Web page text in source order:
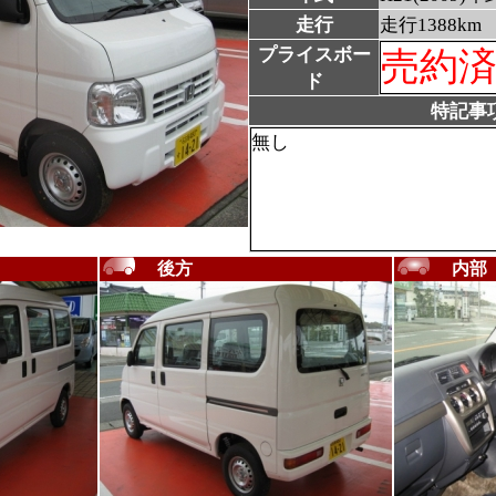
走行
走行1388km
プライスボー
ド
売約
特記事
無し
後方 内部